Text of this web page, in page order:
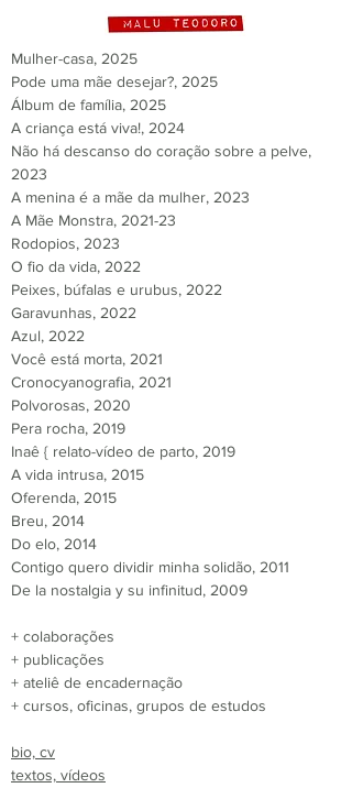
Mulher-casa, 2025
Pode uma mãe desejar?, 2025
Álbum de família, 2025
A criança está viva!, 2024
Não há descanso do coração sobre a pelve,
2023
A menina é a mãe da mulher, 2023
A Mãe Monstra, 2021-23
Rodopios, 2023
O fio da vida, 2022
Peixes, búfalas e urubus, 2022
Garavunhas, 2022
Azul, 2022
Você está morta, 2021
Cronocyanografia, 2021
Polvorosas, 2020
Pera rocha, 2019
Inaê { relato-vídeo de parto, 2019
A vida intrusa, 2015
Oferenda, 2015
Breu, 2014
Do elo, 2014
Contigo quero dividir minha solidão, 2011
De la nostalgia y su infinitud, 2009
+ colaborações
+ publicações
+ ateliê de encadernação
+ cursos, oficinas, grupos de estudos
bio, cv
textos, vídeos